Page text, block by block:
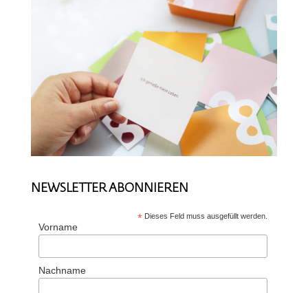
NEWSLETTER ABONNIEREN
* Dieses Feld muss ausgefüllt werden.
Vorname
Nachname